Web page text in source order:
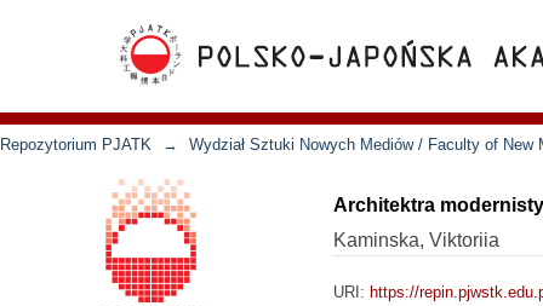
Repozytorium PJATK → Wydział Sztuki Nowych Mediów / Faculty of New
Architektra
Kaminska, Viktoriia
URI: https://